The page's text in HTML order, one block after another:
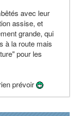
avec leur
assise, et
grande, qui
à la route mais
pour les
prévoir